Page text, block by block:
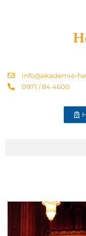
info@akademie-
0971 / 84 4600